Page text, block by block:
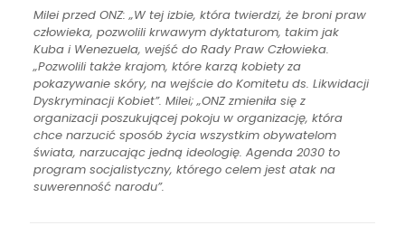
Milei przed ONZ: „W tej izbie, która twierdzi, że broni praw
człowieka, pozwolili krwawym dyktaturom, takim jak
Kuba i Wenezuela, wejść do Rady Praw Człowieka.
„Pozwolili także krajom, które karzą kobiety za
pokazywanie skóry, na wejście do Komitetu ds. Likwidacji
Dyskryminacji Kobiet”. Milei; „ONZ zmieniła się z
organizacji poszukującej pokoju w organizację, która
chce narzucić sposób życia wszystkim obywatelom
świata, narzucając jedną ideologię. Agenda 2030 to
program socjalistyczny, którego celem jest atak na
suwerenność narodu”.